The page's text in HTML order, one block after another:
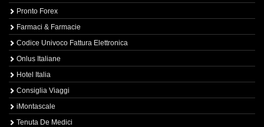
Pronto Forex
Farmaci & Farmacie
Codice Univoco Fattura Elettronica
Onlus Italiane
Hotel Italia
Consiglia Viaggi
iMontascale
Tenuta De Medici